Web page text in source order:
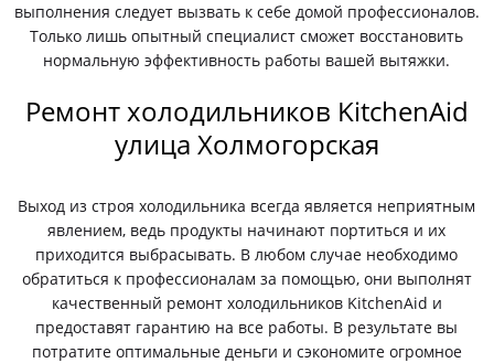
выполнения следует вызвать к себе домой профессионалов.
Только лишь опытный специалист сможет восстановить
нормальную эффективность работы вашей вытяжки.
Ремонт холодильников KitchenAid
улица Холмогорская
Выход из строя холодильника всегда является неприятным
явлением, ведь продукты начинают портиться и их
приходится выбрасывать. В любом случае необходимо
обратиться к профессионалам за помощью, они выполнят
качественный ремонт холодильников KitchenAid и
предоставят гарантию на все работы. В результате вы
потратите оптимальные деньги и сэкономите огромное